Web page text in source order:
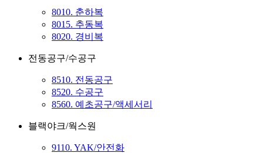
8010. 춘하복
8015. 추동복
8020. 경비복
전동공구/수공구
8510. 전동공구
8520. 수공구
8560. 예초공구/액세서리
블랙야크/웍스원
9110. YAK/안전화